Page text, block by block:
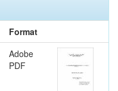
Format
Adobe
PDF